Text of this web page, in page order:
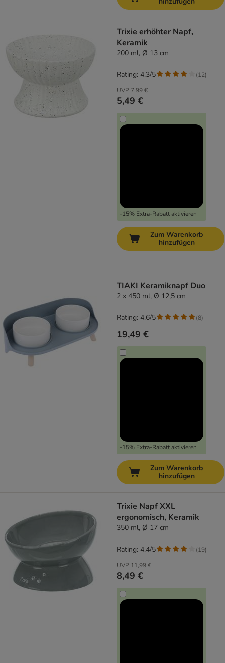
Trixie erhöhter Napf,
Keramik
200 ml, Ø 13 cm
UVP 7,99 €
5,49 €
-15% Extra-Rabatt aktivieren
Rating: 4.3/5 (12)
Zum Warenkorb
hinzufügen
TIAKI Keramiknapf Duo
2 x 450 ml, Ø 12,5 cm
19,49 €
-15% Extra-Rabatt aktivieren
Rating: 4.6/5 (8)
Zum Warenkorb
hinzufügen
Trixie Napf XXL
ergonomisch, Keramik
350 ml, Ø 17 cm
UVP 11,99 €
8,49 €
Rating: 4.4/5 (19)